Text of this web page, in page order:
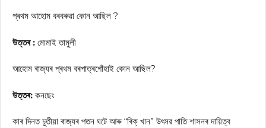
প্ৰথম আহোম বৰবৰুৱা কোন আছিল ?
উত্তৰ : মোমাই তামুলী
আহোম ৰাজ্যৰ প্ৰথম বৰপাত্ৰগোঁহাই কোন আছিল?
উত্তৰ: কনছেং
কাৰ দিনত চুতীয়া ৰাজ্যৰ পতন ঘটে আৰু “ৰিক্ খান” উৎসৱ পাতি শাসনৰ দায়িত্ব